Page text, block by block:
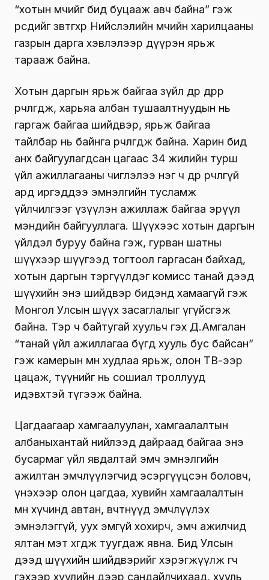
“хотын өмчийг бид буцааж авч байна” гэж
өөрсдийгөө зөвтгөхөөр Нийслэлийн өмчийн харилцааны
газрын дарга хэвлэлээр дүүрэн ярьж
тарааж байна.
Хотын даргын ярьж байгаа зүйл өдөр өдрөөр
өөрчлөгдөж, харьяа албан тушаалтнуудын нь
гаргаж байгаа шийдвэр, ярьж байгаа
тайлбар нь байнга өөрчлөгдөж байна. Харин бид
анх байгуулагдсан цагаас 34 жилийн турш
үйл ажиллагааны чиглэлээ нэг ч өдөр өөрчлөөгүй
ард иргэддээ эмнэлгийн тусламж
үйлчилгээг үзүүлэн ажиллаж байгаа эрүүл
мэндийн байгууллага. Шүүхээс хотын даргын
үйлдэл буруу байна гэж, гурван шатны
шүүхээр шүүгээд тогтоол гаргасан байхад,
хотын даргын тэргүүлдэг комисс танай дээд
шүүхийн энэ шийдвэр бидэнд хамаагүй гэж
Монгол Улсын шүүх засаглалыг үгүйсгэж
байна. Тэр ч байтугай хуульч гэх Д.Амгалан
“танай үйл ажиллагаа бүгд хууль бус байсан”
гэж камерын өмнө худлаа ярьж, олон ТВ-ээр
цацаж, түүнийг нь сошиал троллууд
идэвхтэй түгээж байна.
Цагдаагаар хамгаалуулан, хамгаалалтын
албаныхантай нийлээд дайраад байгаа энэ
бусармаг үйл явдалтай эмч эмнэлгийн
ажилтан эмчлүүлэгчид эсэргүүцсэн боловч,
үнэхээр олон цагдаа, хувийн хамгаалалтын
өмнө хүчинд автан, өвчтөнүүд эмчлүүлэх
эмнэлэггүй, уух эмгүй хохирч, эмч ажилчид
ялтан мэт хөөгдөж туугдаж явна. Бид Улсын
дээд шүүхийн шийдвэрийг хэрэгжүүлж өгөөч
гэхээр хуулийн дээр сандайлчихаад, хууль